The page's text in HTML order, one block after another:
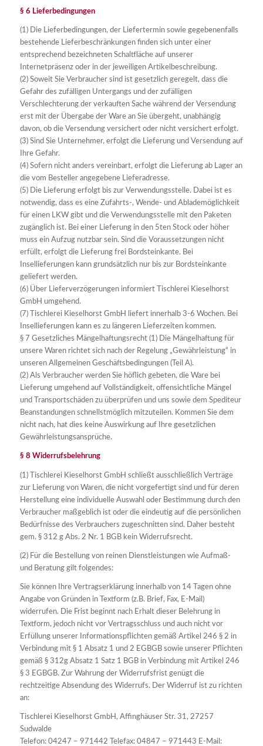
§ 6 Lieferbedingungen
(1) Die Lieferbedingungen, der Liefertermin sowie gegebenenfalls
bestehende Lieferbeschränkungen finden sich unter einer
entsprechend bezeichneten Schaltfläche auf unserer
Internetpräsenz oder in der jeweiligen Artikelbeschreibung.
(2) Soweit Sie Verbraucher sind ist gesetzlich geregelt, dass die
Gefahr des zufälligen Untergangs und der zufälligen
Verschlechterung der verkauften Sache während der Versendung
erst mit der Übergabe der Ware an Sie übergeht, unabhängig
davon, ob die Versendung versichert oder nicht versichert erfolgt.
(3) Sind Sie Unternehmer, erfolgt die Lieferung und Versendung auf
Ihre Gefahr.
(4) Sofern nicht anders vereinbart, erfolgt die Lieferung ab Lager an
die vom Besteller angegebene Lieferadresse.
(5) Die Lieferung erfolgt bis zur Verwendungsstelle. Dabei ist es
notwendig, dass es eine Zufahrts-, Wende- und Ablademöglichkeit
für einen LKW gibt und die Verwendungsstelle mit den Paketen
zugänglich ist. Bei einer Lieferung in den 5ten Stock oder höher
muss ein Aufzug nutzbar sein. Sind die Voraussetzungen nicht
erfüllt, erfolgt die Lieferung frei Bordsteinkante. Bei
Insellieferungen kann grundsätzlich nur bis zur Bordsteinkante
geliefert werden.
(6) Über Lieferverzögerungen informiert Tischlerei Kieselhorst
GmbH umgehend.
(7) Tischlerei Kieselhorst GmbH liefert innerhalb 3-6 Wochen. Bei
Insellieferungen kann es zu längeren Lieferzeiten kommen.
§ 7 Gesetzliches Mängelhaftungsrecht (1) Die Mängelhaftung für
unsere Waren richtet sich nach der Regelung „Gewährleistung“ in
unseren Allgemeinen Geschäftsbedingungen (Teil A).
(2) Als Verbraucher werden Sie höflich gebeten, die Ware bei
Lieferung umgehend auf Vollständigkeit, offensichtliche Mängel
und Transportschäden zu überprüfen und uns sowie dem Spediteur
Beanstandungen schnellstmöglich mitzuteilen. Kommen Sie dem
nicht nach, hat dies keine Auswirkung auf Ihre gesetzlichen
Gewährleistungsansprüche.
§ 8 Widerrufsbelehrung
(1) Tischlerei Kieselhorst GmbH schließt ausschließlich Verträge
zur Lieferung von Waren, die nicht vorgefertigt sind und für deren
Herstellung eine individuelle Auswahl oder Bestimmung durch den
Verbraucher maßgeblich ist oder die eindeutig auf die persönlichen
Bedürfnisse des Verbrauchers zugeschnitten sind. Daher besteht
gem. § 312 g Abs. 2 Nr. 1 BGB kein Widerrufsrecht.
(2) Für die Bestellung von reinen Dienstleistungen wie Aufmaß-
und Beratung gilt folgendes:
Sie können Ihre Vertragserklärung innerhalb von 14 Tagen ohne
Angabe von Gründen in Textform (z.B. Brief, Fax, E-Mail)
widerrufen. Die Frist beginnt nach Erhalt dieser Belehrung in
Textform, jedoch nicht vor Vertragsschluss und auch nicht vor
Erfüllung unserer Informationspflichten gemäß Artikel 246 § 2 in
Verbindung mit § 1 Absatz 1 und 2 EGBGB sowie unserer Pflichten
gemäß § 312g Absatz 1 Satz 1 BGB in Verbindung mit Artikel 246
§ 3 EGBGB. Zur Wahrung der Widerrufsfrist genügt die
rechtzeitige Absendung des Widerrufs. Der Widerruf ist zu richten
an:
Tischlerei Kieselhorst GmbH, Affinghäuser Str. 31, 27257
Sudwalde
Telefon: 04247 – 971442 Telefax: 04847 – 971443 E-Mail: